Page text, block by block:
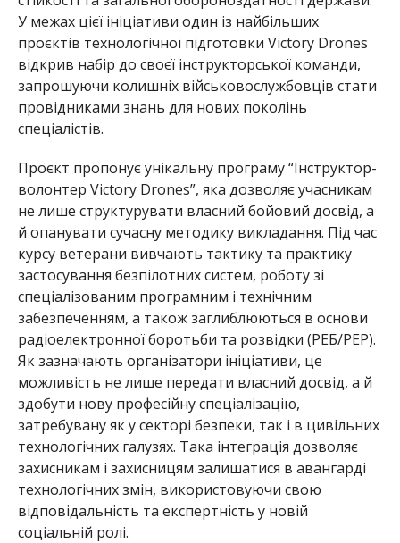
У межах цієї ініціативи один із найбільших
проєктів технологічної підготовки Victory Drones
відкрив набір до своєї інструкторської команди,
запрошуючи колишніх військовослужбовців стати
провідниками знань для нових поколінь
спеціалістів.
Проєкт пропонує унікальну програму “Інструктор-
волонтер Victory Drones”, яка дозволяє учасникам
не лише структурувати власний бойовий досвід, а
й опанувати сучасну методику викладання. Під час
курсу ветерани вивчають тактику та практику
застосування безпілотних систем, роботу зі
спеціалізованим програмним і технічним
забезпеченням, а також заглиблюються в основи
радіоелектронної боротьби та розвідки (РЕБ/РЕР).
Як зазначають організатори ініціативи, це
можливість не лише передати власний досвід, а й
здобути нову професійну спеціалізацію,
затребувану як у секторі безпеки, так і в цивільних
технологічних галузях. Така інтеграція дозволяє
захисникам і захисницям залишатися в авангарді
технологічних змін, використовуючи свою
відповідальність та експертність у новій
соціальній ролі.